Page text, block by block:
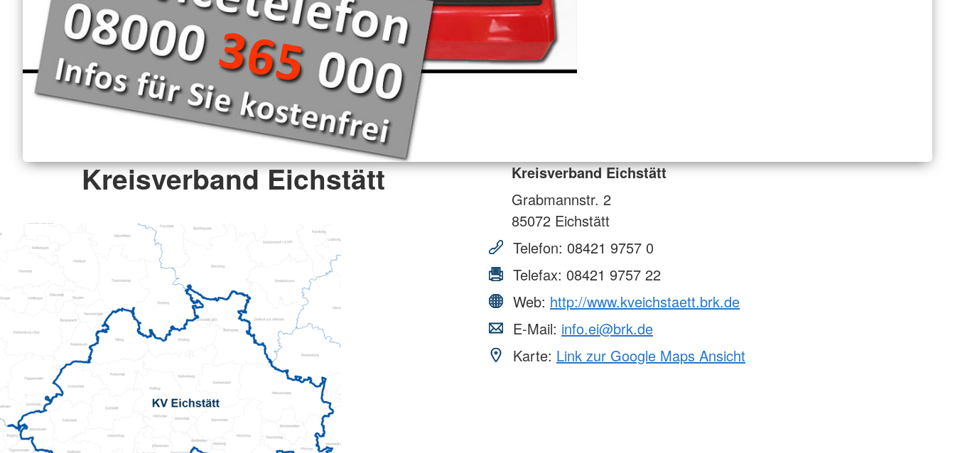
Kreisverband Eichstätt
Kreisverband Eichstätt
Grabmannstr. 2
85072 Eichstätt
Telefon: 08421 9757 0
Telefax: 08421 9757 22
Web: http://www.kveichstaett.brk.de
E-Mail: info.ei@brk.de
Karte: Link zur Google Maps Ansicht